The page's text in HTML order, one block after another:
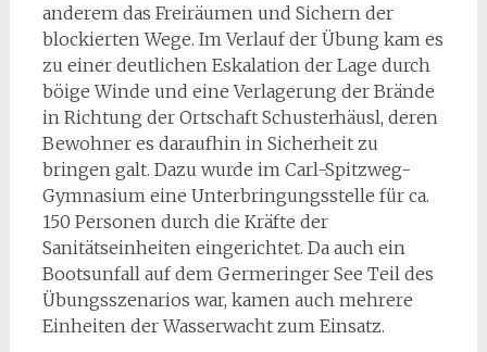
anderem das Freiräumen und Sichern der
blockierten Wege. Im Verlauf der Übung kam es
zu einer deutlichen Eskalation der Lage durch
böige Winde und eine Verlagerung der Brände
in Richtung der Ortschaft Schusterhäusl, deren
Bewohner es daraufhin in Sicherheit zu
bringen galt. Dazu wurde im Carl-Spitzweg-
Gymnasium eine Unterbringungsstelle für ca.
150 Personen durch die Kräfte der
Sanitätseinheiten eingerichtet. Da auch ein
Bootsunfall auf dem Germeringer See Teil des
Übungsszenarios war, kamen auch mehrere
Einheiten der Wasserwacht zum Einsatz.